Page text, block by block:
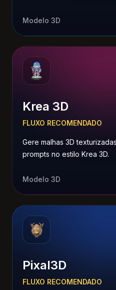
Modelo 3D
Krea 3D
FLUXO RECOMENDADO
Gere malhas 3D
prompts no estilo Krea 3D.
Modelo 3D
Pixal3D
FLUXO RECOMENDADO